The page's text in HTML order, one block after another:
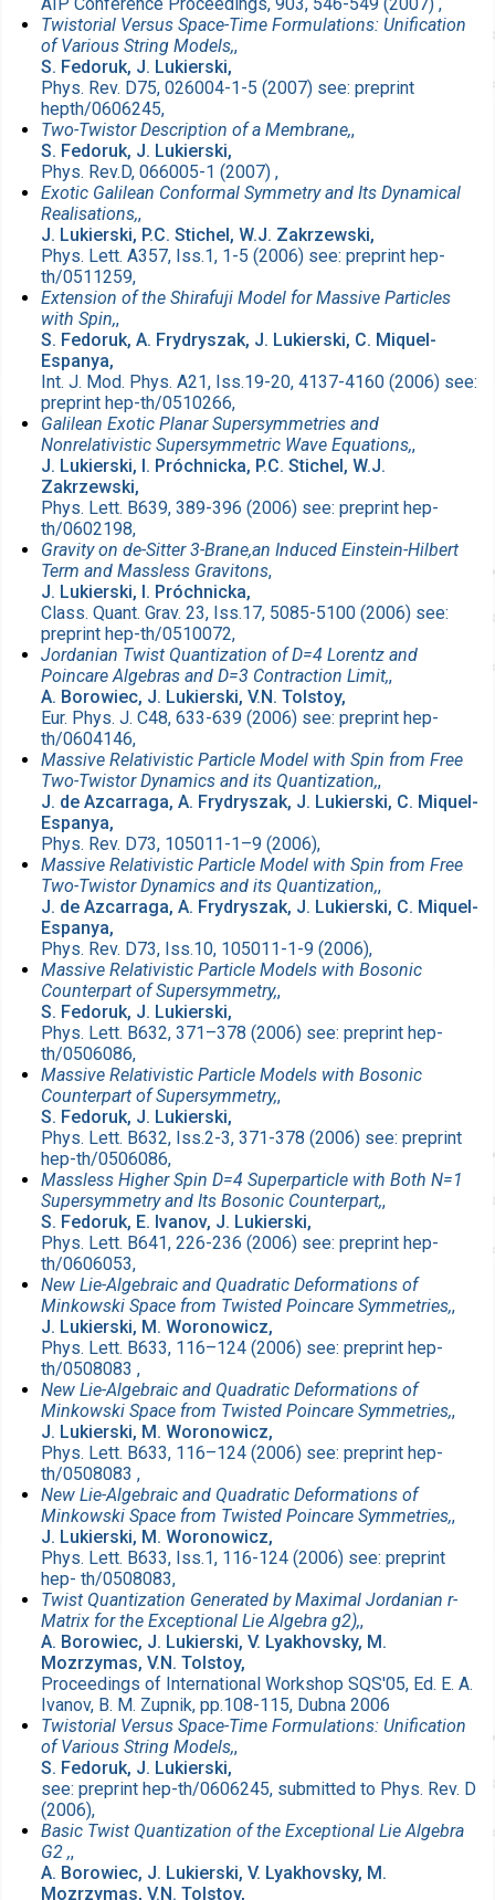
Twistorial Versus Space-Time Formulations: Unification
of Various String Models,,
S. Fedoruk, J. Lukierski,
Phys. Rev. D75, 026004-1-5 (2007) see: preprint
hepth/0606245,
Two-Twistor Description of a Membrane,,
S. Fedoruk, J. Lukierski,
Phys. Rev.D, 066005-1 (2007) ,
Exotic Galilean Conformal Symmetry and Its Dynamical
Realisations,,
J. Lukierski, P.C. Stichel, W.J. Zakrzewski,
Phys. Lett. A357, Iss.1, 1-5 (2006) see: preprint hep-
th/0511259,
Extension of the Shirafuji Model for Massive Particles
with Spin,,
S. Fedoruk, A. Frydryszak, J. Lukierski, C. Miquel-
Espanya,
Int. J. Mod. Phys. A21, Iss.19-20, 4137-4160 (2006) see:
preprint hep-th/0510266,
Galilean Exotic Planar Supersymmetries and
Nonrelativistic Supersymmetric Wave Equations,,
J. Lukierski, I. Próchnicka, P.C. Stichel, W.J.
Zakrzewski,
Phys. Lett. B639, 389-396 (2006) see: preprint hep-
th/0602198,
Gravity on de-Sitter 3-Brane,an Induced Einstein-Hilbert
Term and Massless Gravitons,
J. Lukierski, I. Próchnicka,
Class. Quant. Grav. 23, Iss.17, 5085-5100 (2006) see:
preprint hep-th/0510072,
Jordanian Twist Quantization of D=4 Lorentz and
Poincare Algebras and D=3 Contraction Limit,,
A. Borowiec, J. Lukierski, V.N. Tolstoy,
Eur. Phys. J. C48, 633-639 (2006) see: preprint hep-
th/0604146,
Massive Relativistic Particle Model with Spin from Free
Two-Twistor Dynamics and its Quantization,,
J. de Azcarraga, A. Frydryszak, J. Lukierski, C. Miquel-
Espanya,
Phys. Rev. D73, 105011-1–9 (2006),
Massive Relativistic Particle Model with Spin from Free
Two-Twistor Dynamics and its Quantization,,
J. de Azcarraga, A. Frydryszak, J. Lukierski, C. Miquel-
Espanya,
Phys. Rev. D73, Iss.10, 105011-1-9 (2006),
Massive Relativistic Particle Models with Bosonic
Counterpart of Supersymmetry,,
S. Fedoruk, J. Lukierski,
Phys. Lett. B632, 371–378 (2006) see: preprint hep-
th/0506086,
Massive Relativistic Particle Models with Bosonic
Counterpart of Supersymmetry,,
S. Fedoruk, J. Lukierski,
Phys. Lett. B632, Iss.2-3, 371-378 (2006) see: preprint
hep-th/0506086,
Massless Higher Spin D=4 Superparticle with Both N=1
Supersymmetry and Its Bosonic Counterpart,,
S. Fedoruk, E. Ivanov, J. Lukierski,
Phys. Lett. B641, 226-236 (2006) see: preprint hep-
th/0606053,
New Lie-Algebraic and Quadratic Deformations of
Minkowski Space from Twisted Poincare Symmetries,,
J. Lukierski, M. Woronowicz,
Phys. Lett. B633, 116–124 (2006) see: preprint hep-
th/0508083 ,
New Lie-Algebraic and Quadratic Deformations of
Minkowski Space from Twisted Poincare Symmetries,,
J. Lukierski, M. Woronowicz,
Phys. Lett. B633, 116–124 (2006) see: preprint hep-
th/0508083 ,
New Lie-Algebraic and Quadratic Deformations of
Minkowski Space from Twisted Poincare Symmetries,,
J. Lukierski, M. Woronowicz,
Phys. Lett. B633, Iss.1, 116-124 (2006) see: preprint
hep- th/0508083,
Twist Quantization Generated by Maximal Jordanian r-
Matrix for the Exceptional Lie Algebra g2),,
A. Borowiec, J. Lukierski, V. Lyakhovsky, M.
Mozrzymas, V.N. Tolstoy,
Proceedings of International Workshop SQS'05, Ed. E. A.
Ivanov, B. M. Zupnik, pp.108-115, Dubna 2006
Twistorial Versus Space-Time Formulations: Unification
of Various String Models,,
S. Fedoruk, J. Lukierski,
see: preprint hep-th/0606245, submitted to Phys. Rev. D
(2006),
Basic Twist Quantization of the Exceptional Lie Algebra
G2 ,,
A. Borowiec, J. Lukierski, V. Lyakhovsky, M.
Mozrzymas, V.N. Tolstoy,